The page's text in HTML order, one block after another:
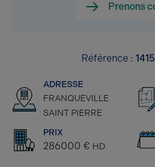
Prenons
Référence :
ADRESSE
FRANQUEVILLE
SAINT PIERRE
PRIX
286000 € HD